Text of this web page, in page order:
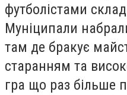
футболістами
Муніципали
там де бракує
старанням та
гра що раз більше